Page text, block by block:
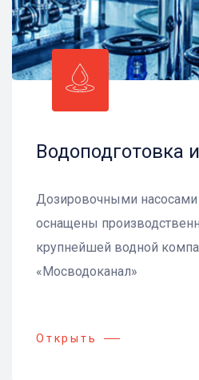
Водоподготовка
Дозировочными насосами
оснащены
крупнейшей водной
«Мосводоканал»
Открыть